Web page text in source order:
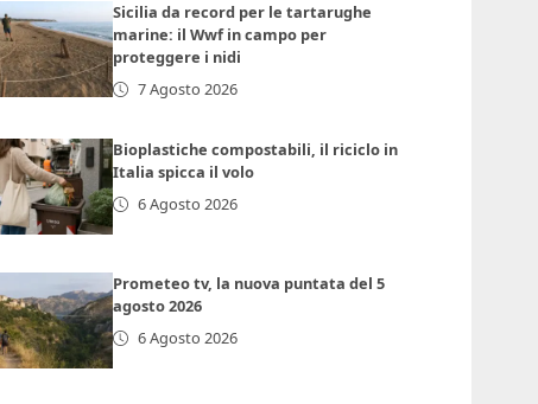
Sicilia da record per le tartarughe
marine: il Wwf in campo per
proteggere i nidi
7 Agosto 2026
Bioplastiche compostabili, il riciclo in
Italia spicca il volo
6 Agosto 2026
Prometeo tv, la nuova puntata del 5
agosto 2026
6 Agosto 2026